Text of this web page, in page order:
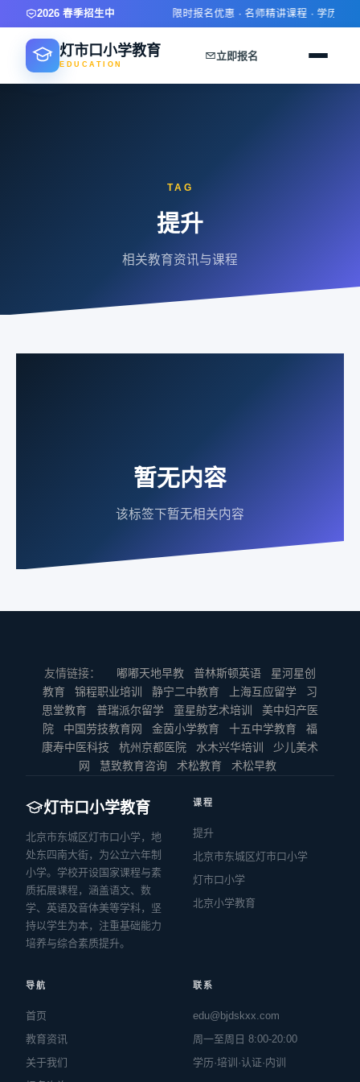
2026 春季招生中 限时报名优惠 · 名师精讲课程 · 学历技
灯市口小学教育
EDUCATION
立即报名
TAG
提升
相关教育资讯与课程
暂无内容
该标签下暂无相关内容
友情链接： 嘟嘟天地早教 普林斯顿英语
星河星创
教育
锦程职业培训 静宁二中教育 上海互应留学
习
思堂教育
普瑞派尔留学 童星舫艺术培训
美中妇产医
院
中国劳技教育网 金茵小学教育 十五中学教育
福
康寿中医科技
杭州京都医院 水木兴华培训
少儿美术
网
慧致教育咨询 术松教育 术松早教
灯市口小学教育
北京市东城区灯市口小学，地
处东四南大街，为公立六年制
小学。学校开设国家课程与素
质拓展课程，涵盖语文、数
学、英语及音体美等学科，坚
持以学生为本，注重基础能力
培养与综合素质提升。
课程
提升
北京市东城区灯市口小学
灯市口小学
北京小学教育
导航
首页
教育资讯
关于我们
联系
edu@bjdskxx.com
周一至周日 8:00-20:00
学历·培训·认证·内训